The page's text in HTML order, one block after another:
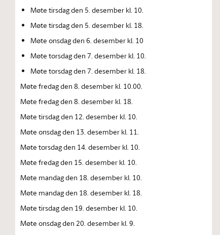
Møte tirsdag den 5. desember kl. 10.
Møte tirsdag den 5. desember kl. 18.
Møte onsdag den 6. desember kl. 10
Møte torsdag den 7. desember kl. 10.
Møte torsdag den 7. desember kl. 18.
Møte fredag den 8. desember kl. 10.00.
Møte fredag den 8. desember kl. 18.
Møte tirsdag den 12. desember kl. 10.
Møte onsdag den 13. desember kl. 11.
Møte torsdag den 14. desember kl. 10.
Møte fredag den 15. desember kl. 10.
Møte mandag den 18. desember kl. 10.
Møte mandag den 18. desember kl. 18.
Møte tirsdag den 19. desember kl. 10.
Møte onsdag den 20. desember kl. 9.